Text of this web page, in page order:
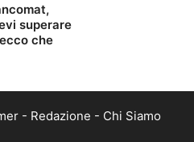
superare
che
- Redazione - Chi Siamo